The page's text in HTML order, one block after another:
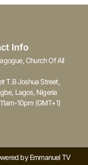
Info
Church Of All
T.B Joshua Street,
Lagos, Nigeria
10pm (GMT+1)
by Emmanuel TV